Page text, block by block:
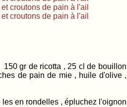
gr de ricotta , 25 cl de bouillon
de pain de mie , huile d'olive ,
en rondelles , épluchez l'oignon